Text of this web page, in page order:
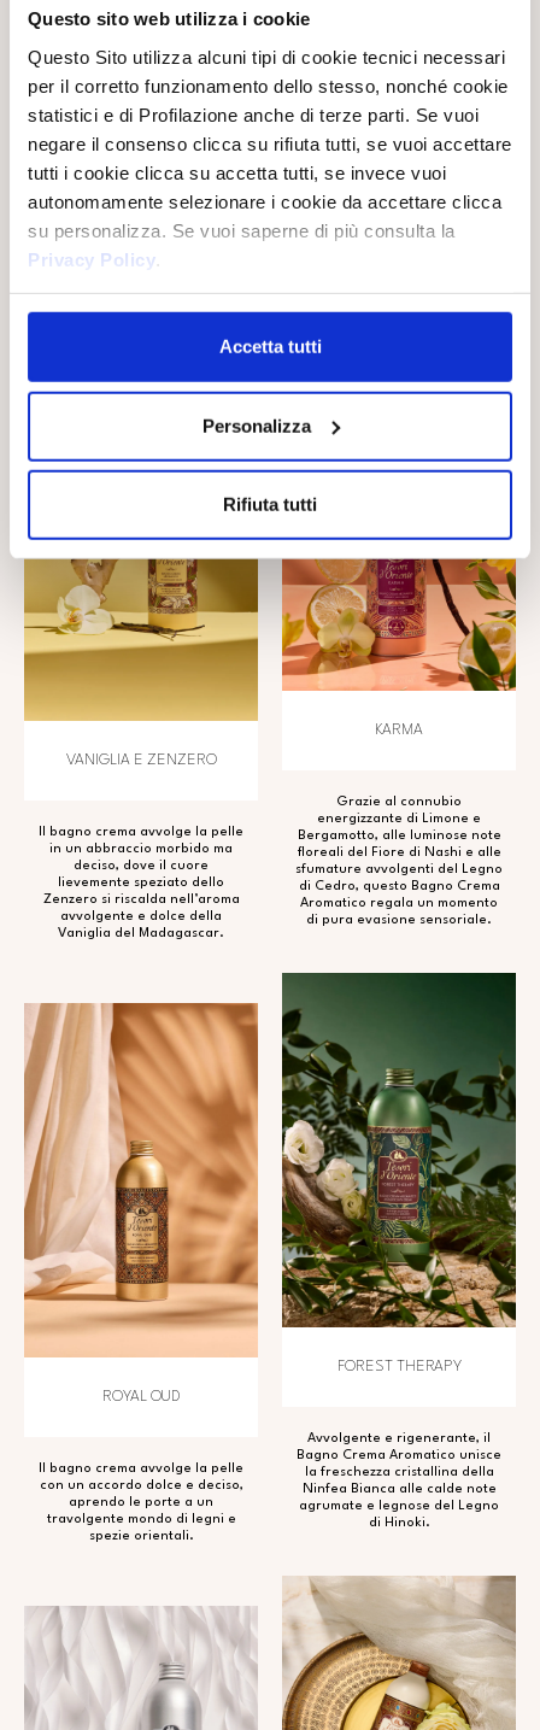
Questo sito web utilizza i cookie
Questo Sito utilizza alcuni tipi di cookie tecnici necessari
per il corretto funzionamento dello stesso, nonché cookie
statistici e di Profilazione anche di terze parti. Se vuoi
negare il consenso clicca su rifiuta tutti, se vuoi accettare
tutti i cookie clicca su accetta tutti, se invece vuoi
autonomamente selezionare i cookie da accettare clicca
su personalizza. Se vuoi saperne di più consulta la
Privacy Policy
Accetta tutti
Personalizza
Rifiuta tutti
HAMMAM
Il Bagno Crema Aromatico
all’Olio di Argan, prezioso
ingrediente conosciuto da
millenni per le sue virtù
nutrienti e rigeneranti, coccola
la pelle con la sua texture
e avvolgente.
Il Bagno Crema Fiore del
Dragone, arricchito con
estratto di Pitaya dalle
proprietà idratanti e
una carezza vellutata,
VANIGLIA E ZENZERO
Il bagno crema avvolge la pelle
in un abbraccio morbido ma
deciso, dove il cuore
lievemente speziato dello
Zenzero si riscalda nell’aroma
avvolgente e dolce della
Vaniglia del Madagascar.
KARMA
Grazie al connubio
energizzante di Limone e
Bergamotto, alle luminose note
floreali del Fiore di Nashi e alle
sfumature avvolgenti del Legno
di Cedro, questo Bagno Crema
Aromatico regala un momento
di pura evasione sensoriale.
ROYAL OUD
Il bagno crema avvolge la pelle
con un accordo dolce e deciso,
aprendo le porte a un
travolgente mondo di legni e
spezie orientali.
FOREST THERAPY
Avvolgente e rigenerante, il
Bagno Crema Aromatico unisce
la freschezza cristallina della
Ninfea Bianca alle calde note
agrumate e legnose del Legno
di Hinoki.